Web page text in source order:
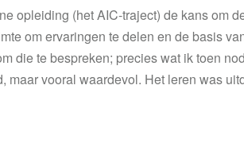
opleiding (het AIC-traject) de kans om
om ervaringen te delen en de basis
die te bespreken; precies wat ik toen
maar vooral waardevol. Het leren was